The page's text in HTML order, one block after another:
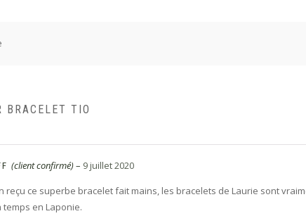
BRACELET TIO
(client confirmé)– 9 juillet 2020
reçu ce superbe bracelet fait mains, les bracelets de Laurie sont
temps en Laponie.